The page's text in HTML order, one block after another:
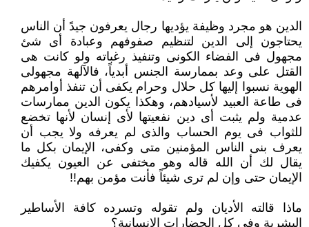
الدين هو مجرد وظيفة يؤديها رجال يعرفون جيدً أن الناس
يحتاجون إلى الدين لتنظيم صفوفهم وعبادة أى شئ
مجهول فى الفضاء ‏الكونى وتنفيذ رغباته ولو كانت هى
القتل على وعد بممارسة الجنس أبدياً، فالآلهة مجهولى
الهوية نسبوا إليها كل حلال وحرام يكفى أن ‏تنفذ أوامرهم
فى طاعة العبيد لأسيادهم، وهكذا يكون الدين ممارسات
عدمية ولم يثبت أى دين نفعيتها لأى إنسان لأنها تخضع
للثواب فى ‏يوم الحساب والذى لم يعرفه ولا يجب أن
يعرف بنى الناس المؤمنين متى وكفى، الإيمان بكل ما
يقال لك أن الله قاله وهو مختفى عن ‏العيون يكفيك
الإيمان حتى وإن لم ترى شيئاً فأنت مؤمن بهم!!‏
ماذا قالته الأديان ولم تقوله وتسرده كافة الأساطير
البشرية وفى كل الحضارات الإنسانية؟‏